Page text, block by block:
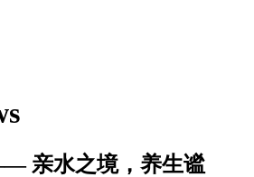
亲水之境，养生谧